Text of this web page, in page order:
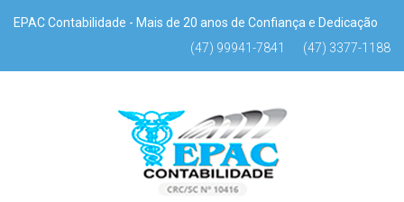
EPAC Contabilidade - Mais de 20 anos de Confiança e Dedicação
(47) 99941-7841
(47) 3377-1188